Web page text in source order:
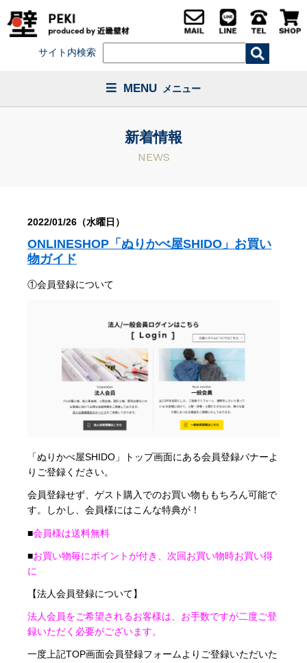
サイト内検索
MENU メニュー
新着情報
NEWS
2022/01/26（水曜日）
ONLINESHOP「ぬりかべ屋SHIDO」お買い
物ガイド
①会員登録について
「ぬりかべ屋SHIDO」トップ画面にある会員登録バナーよ
りご登録ください。
会員登録せず、ゲスト購入でのお買い物ももちろん可能で
す。しかし、会員様にはこんな特典が！
■会員様は送料無料
■お買い物毎にポイントが付き、次回お買い物時お買い得
に
【法人会員登録について】
法人会員をご希望されるお客様は、お手数ですが二度ご登
録いただく必要がございます。
一度上記TOP画面会員登録フォームよりご登録いただいた